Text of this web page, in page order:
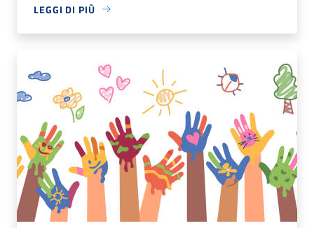
LEGGI DI PIÙ